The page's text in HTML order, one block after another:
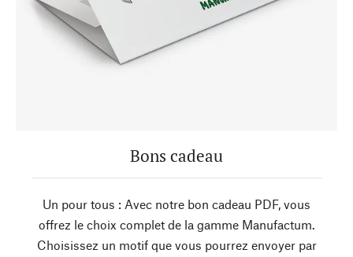
Bons cadeau
Un pour tous : Avec notre bon cadeau PDF, vous
offrez le choix complet de la gamme Manufactum.
Choisissez un motif que vous pourrez envoyer par